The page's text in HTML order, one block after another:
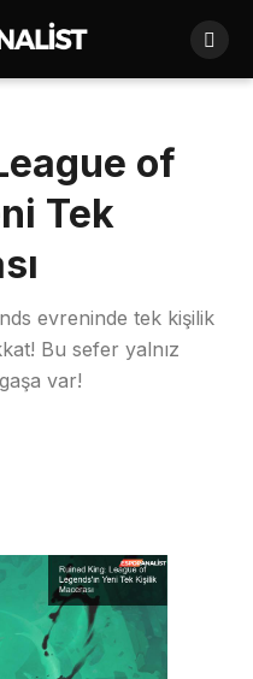
of
Tek
evreninde tek kişilik
Bu sefer yalnız
var!